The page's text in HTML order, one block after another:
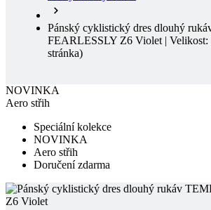
NOVINKA
Aero střih
Aero střih
Doručení zdarma